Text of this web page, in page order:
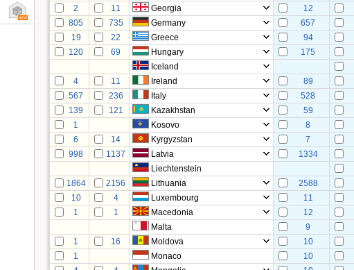
2
11 Georgia 12
805
735 Germany 657
19
22 Greece 94
120
69 Hungary 175
Iceland
4
11 Ireland 89
567
236 Italy 528
139
121 Kazakhstan 59
1
Kosovo 8
6
14 Kyrgyzstan 7
998
1137 Latvia 1334
Liechtenstein
1864
2156 Lithuania 2588
10
4 Luxembourg 11
1
1 Macedonia 12
Malta
9
1
16 Moldova 10
1
Monaco 10